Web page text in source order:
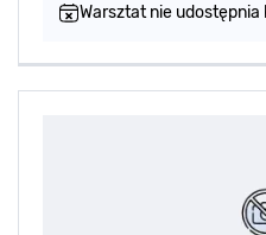
Warsztat nie udostępnia